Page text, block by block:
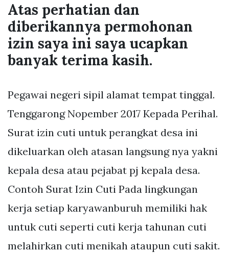
Atas perhatian dan
diberikannya permohonan
izin saya ini saya ucapkan
banyak terima kasih.
Pegawai negeri sipil alamat tempat tinggal.
Tenggarong Nopember 2017 Kepada Perihal.
Surat izin cuti untuk perangkat desa ini
dikeluarkan oleh atasan langsung nya yakni
kepala desa atau pejabat pj kepala desa.
Contoh Surat Izin Cuti Pada lingkungan
kerja setiap karyawanburuh memiliki hak
untuk cuti seperti cuti kerja tahunan cuti
melahirkan cuti menikah ataupun cuti sakit.